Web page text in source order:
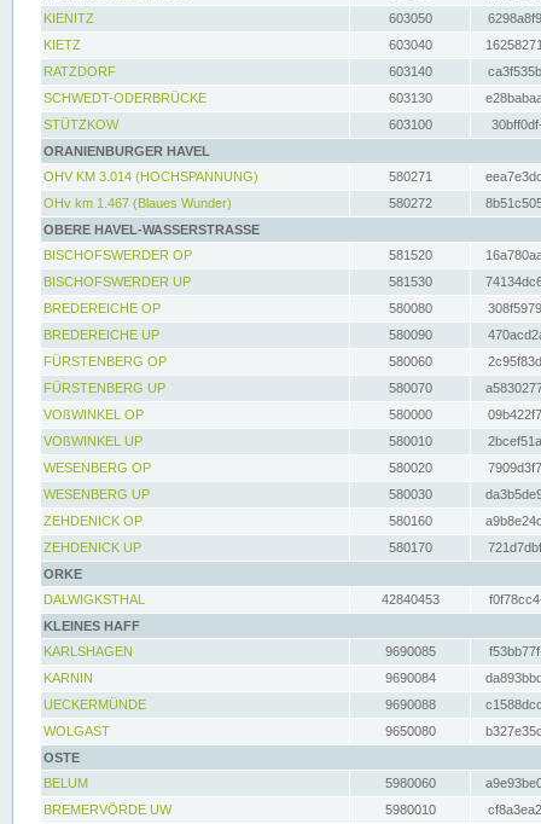
KIENITZ
603050
KIETZ
603040
RATZDORF
603140
SCHWEDT-ODERBRÜCKE
603130
STÜTZKOW
603100
ORANIENBURGER HAVEL
OHV KM 3.014 (HOCHSPANNUNG)
580271
OHv km 1.467 (Blaues Wunder)
580272
OBERE HAVEL-WASSERSTRASSE
BISCHOFSWERDER OP
581520
BISCHOFSWERDER UP
581530
BREDEREICHE OP
580080
BREDEREICHE UP
580090
FÜRSTENBERG OP
580060
FÜRSTENBERG UP
580070
VOßWINKEL OP
580000
VOßWINKEL UP
580010
WESENBERG OP
580020
WESENBERG UP
580030
ZEHDENICK OP
580160
ZEHDENICK UP
580170
ORKE
DALWIGKSTHAL
42840453
KLEINES HAFF
KARLSHAGEN
9690085
KARNIN
9690084
UECKERMÜNDE
9690088
WOLGAST
9650080
OSTE
BELUM
5980060
BREMERVÖRDE UW
5980010